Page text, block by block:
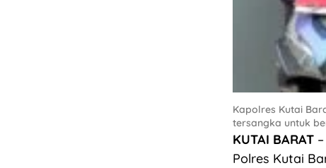
Kapolres Kutai
tersangka untuk
KUTAI BARAT
Polres Kutai